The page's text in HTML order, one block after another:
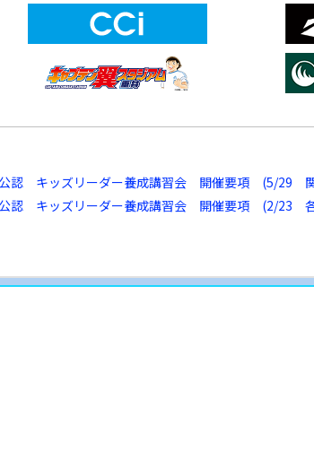
公認 キッズリーダー養成講習会 開催要項 (5/29
公認 キッズリーダー養成講習会 開催要項 (2/23